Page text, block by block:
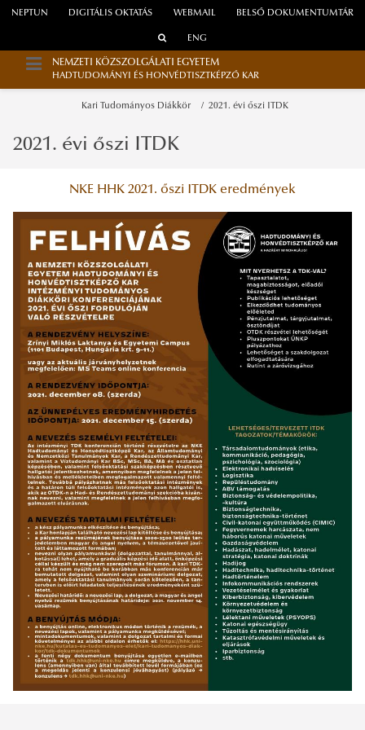
WEBMAIL
NEPTUN DIGITÁLIS OKTATÁS BELSŐ DOKUMENTUMTÁR
ENG
NEMZETI KÖZSZOLGÁLATI EGYETEM
HADTUDOMÁNYI ÉS HONVÉDTISZTKÉPZŐ KAR
Kari Tudományos Diákkör 2021. évi őszi ITDK
2021. évi őszi ITDK
NKE HHK 2021. őszi ITDK eredmények